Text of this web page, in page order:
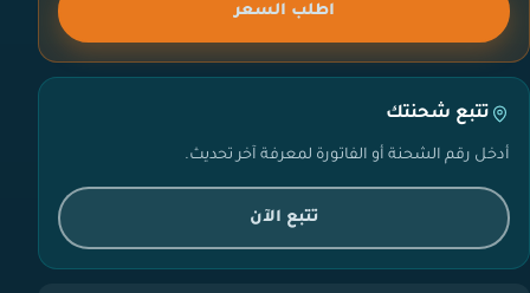
اطلب السعر
تتبع شحنتك
أدخل رقم الشحنة أو الفاتورة لمعرفة آخر تحديث.
تتبع الآن